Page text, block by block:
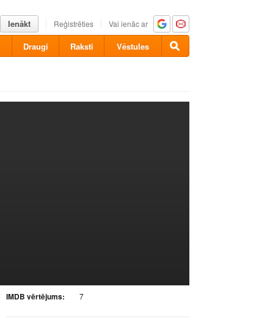
Ienākt Reģistrēties Vai ienāc ar
Draugi Raksti Vēstules
IMDB vērtējums: 7